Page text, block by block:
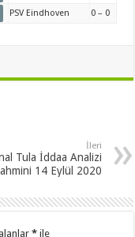
PSV Eindhoven 0 – 0
İleri
Tula İddaa Analizi
14 Eylül 2020
* ile